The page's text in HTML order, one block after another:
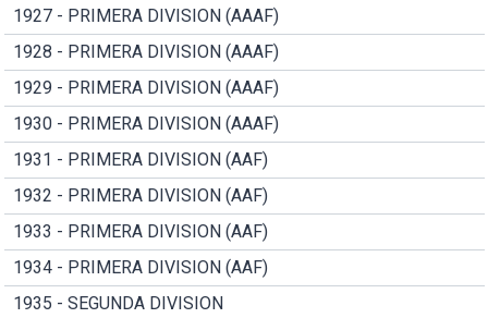
1927 - PRIMERA DIVISION (AAAF)
1928 - PRIMERA DIVISION (AAAF)
1929 - PRIMERA DIVISION (AAAF)
1930 - PRIMERA DIVISION (AAAF)
1931 - PRIMERA DIVISION (AAF)
1932 - PRIMERA DIVISION (AAF)
1933 - PRIMERA DIVISION (AAF)
1934 - PRIMERA DIVISION (AAF)
1935 - SEGUNDA DIVISION